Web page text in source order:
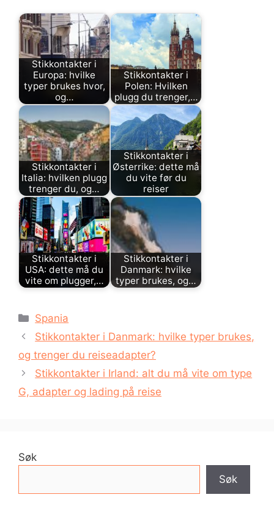
Stikkontakter i
Europa: hvilke
typer brukes hvor,
og…
Stikkontakter i
Polen: Hvilken
plugg du trenger,…
Stikkontakter i
Italia: hvilken plugg
trenger du, og…
Stikkontakter i
Østerrike: dette må
du vite før du
reiser
Stikkontakter i
USA: dette må du
vite om plugger,…
Stikkontakter i
Danmark: hvilke
typer brukes, og…
Kategorier
Spania
Stikkontakter i Danmark: hvilke typer brukes,
og trenger du reiseadapter?
Stikkontakter i Irland: alt du må vite om type
G, adapter og lading på reise
Søk
Søk